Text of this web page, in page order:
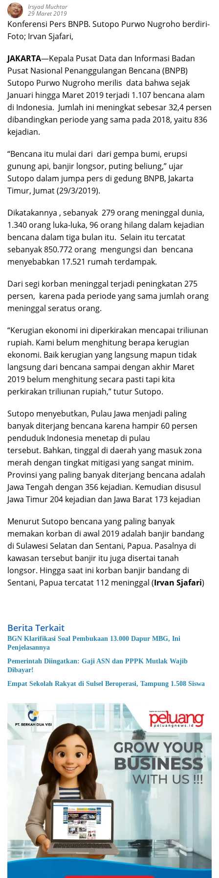
Irsyad Muchtar
29 Maret 2019
Konferensi Pers BNPB. Sutopo Purwo Nugroho berdiri-
Foto; Irvan Sjafari,
JAKARTA—Kepala Pusat Data dan Informasi Badan
Pusat Nasional Penanggulangan Bencana (BNPB)
Sutopo Purwo Nugroho merilis data bahwa sejak
Januari hingga Maret 2019 terjadi 1.107 bencana alam
di Indonesia. Jumlah ini meningkat sebesar 32,4 persen
dibandingkan periode yang sama pada 2018, yaitu 836
kejadian.
“Bencana itu mulai dari dari gempa bumi, erupsi
gunung api, banjir longsor, puting beliung,” ujar
Sutopo dalam jumpa pers di gedung BNPB, Jakarta
Timur, Jumat (29/3/2019).
Dikatakannya , sebanyak 279 orang meninggal dunia,
1.340 orang luka-luka, 96 orang hilang dalam kejadian
bencana dalam tiga bulan itu. Selain itu tercatat
sebanyak 850.772 orang mengungsi dan bencana
menyebabkan 17.521 rumah terdampak.
Dari segi korban meninggal terjadi peningkatan 275
persen, karena pada periode yang sama jumlah orang
meninggal seratus orang.
“Kerugian ekonomi ini diperkirakan mencapai triliunan
rupiah. Kami belum menghitung berapa kerugian
ekonomi. Baik kerugian yang langsung mapun tidak
langsung dari bencana sampai dengan akhir Maret
2019 belum menghitung secara pasti tapi kita
perkirakan triliunan rupiah,” tutur Sutopo.
Sutopo menyebutkan, Pulau Jawa menjadi paling
banyak diterjang bencana karena hampir 60 persen
penduduk Indonesia menetap di pulau
tersebut. Bahkan, tinggal di daerah yang masuk zona
merah dengan tingkat mitigasi yang sangat minim.
Provinsi yang paling banyak diterjang bencana adalah
Jawa Tengah dengan 356 kejadian. Kemudian disusul
Jawa Timur 204 kejadian dan Jawa Barat 173 kejadian
Menurut Sutopo bencana yang paling banyak
memakan korban di awal 2019 adalah banjir bandang
di Sulawesi Selatan dan Sentani, Papua. Pasalnya di
kawasan tersebut banjir itu juga disertai tanah
longsor. Hingga saat ini korban banjir bandang di
Sentani, Papua tercatat 112 meninggal (Irvan Sjafari)
Berita Terkait
BGN Klarifikasi Soal Pembukaan 13.000 Dapur MBG, Ini
Penjelasannya
Pemerintah Diingatkan: Gaji ASN dan PPPK Mutlak Wajib
Dibayar!
Empat Sekolah Rakyat di Sulsel Beroperasi, Tampung 1.508 Siswa